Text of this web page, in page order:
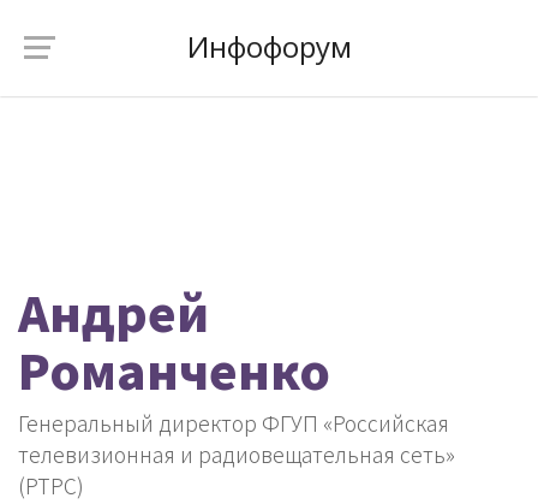
Инфофорум
Андрей
Романченко
Генеральный директор ФГУП «Российская
телевизионная и радиовещательная сеть»
(РТРС)